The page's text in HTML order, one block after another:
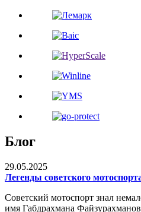
Блог
29.05.2025
Легенды советского
Советский мотоспорт знал
имя Габдрахмана